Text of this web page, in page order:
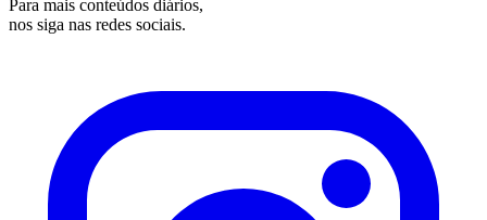
Para mais conteúdos diários,
nos siga nas redes sociais.